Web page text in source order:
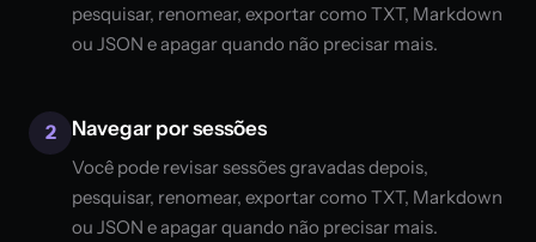
pesquisar, renomear, exportar como TXT, Markdown
ou JSON e apagar quando não precisar mais.
2 Navegar por sessões
Você pode revisar sessões gravadas depois,
pesquisar, renomear, exportar como TXT, Markdown
ou JSON e apagar quando não precisar mais.